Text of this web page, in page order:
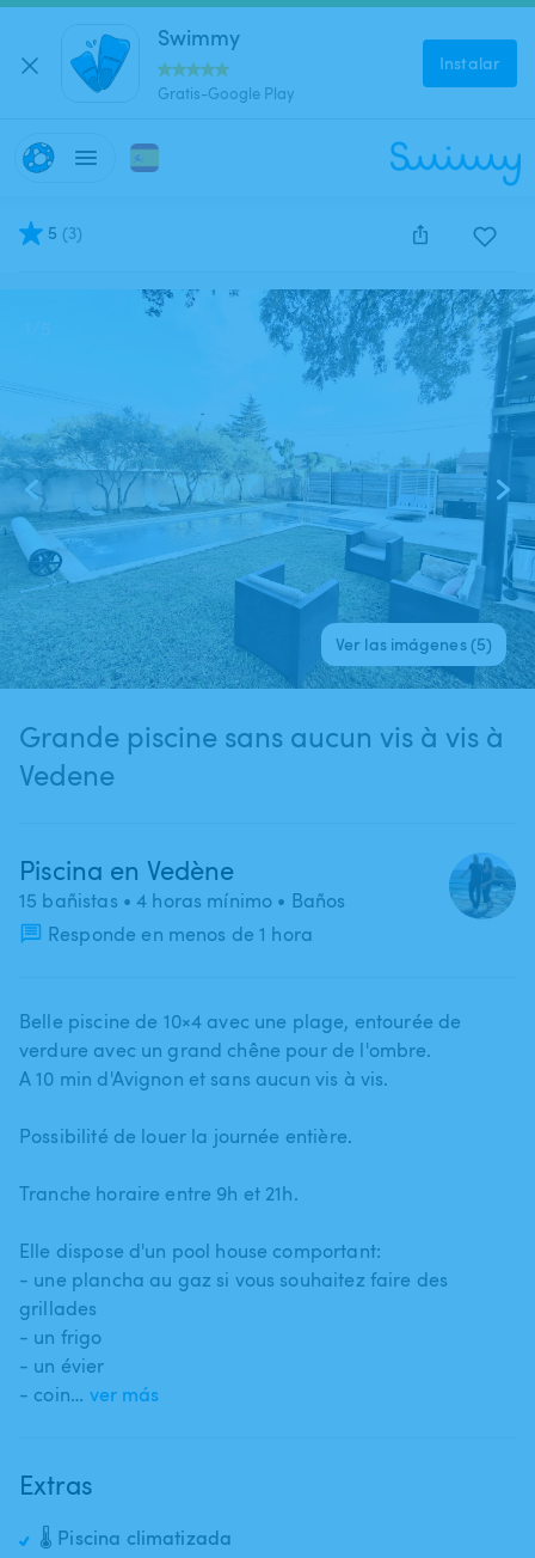
Swimmy
Gratis-Google Play
Instalar
5 (3)
Este anuncio está cerrado y no se puede reservar.
Ver las imágenes (5)
Grande piscine sans aucun vis à vis à
Vedene
Piscina en Vedène
15 bañistas • 4 horas mínimo • Baños
Responde en menos de 1 hora
Belle piscine de 10×4 avec une plage​,​ entourée de
verdure avec un grand chêne pour de l'ombre.
A 10 min d'Avignon et sans aucun vis à vis.
Possibilité de louer la journée entière.
Tranche horaire entre 9h et 21h.
Elle dispose d'un pool house comportant:
- une plancha au gaz si vous souhaitez faire des
grillades
- un frigo
- un évier
- coin… ver más
Extras
🌡️ Piscina climatizada